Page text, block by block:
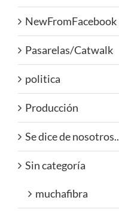
NewFromFacebook
Pasarelas/Catwalk
politica
Producción
Se dice de nosotros..
Sin categoría
muchafibra